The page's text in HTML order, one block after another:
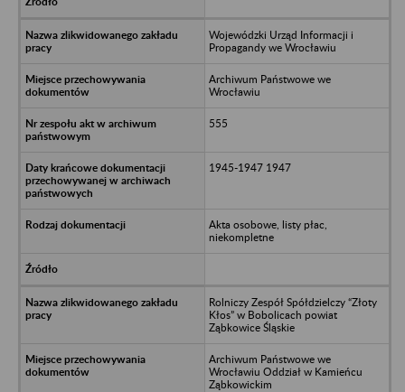
Wojewódzki Urząd Informacji i
Propagandy we Wrocławiu
Archiwum Państwowe we
Wrocławiu
555
1945-1947 1947
Akta osobowe, listy płac,
niekompletne
Rolniczy Zespół Spółdzielczy “Złoty
Kłos” w Bobolicach powiat
Ząbkowice Śląskie
Archiwum Państwowe we
Wrocławiu Oddział w Kamieńcu
Ząbkowickim